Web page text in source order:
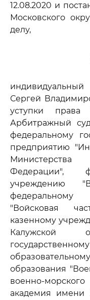
12.08.2020 и
Московского
делу,
Сергей
уступки права
Арбитражный
федеральному
предприятию
Федерации",
учреждению
"Войсковая
казенному
Калужской
образования
военно-
академия имени